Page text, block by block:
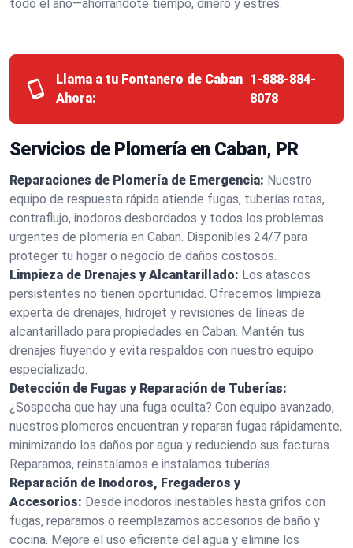
todo el año—ahorrándote tiempo, dinero y estrés.
Llama a tu Fontanero de Caban
Ahora:
1-888-884-
8078
Servicios de Plomería en Caban, PR
Reparaciones de Plomería de Emergencia: Nuestro
equipo de respuesta rápida atiende fugas, tuberías rotas,
contraflujo, inodoros desbordados y todos los problemas
urgentes de plomería en Caban. Disponibles 24/7 para
proteger tu hogar o negocio de daños costosos.
Limpieza de Drenajes y Alcantarillado: Los atascos
persistentes no tienen oportunidad. Ofrecemos limpieza
experta de drenajes, hidrojet y revisiones de líneas de
alcantarillado para propiedades en Caban. Mantén tus
drenajes fluyendo y evita respaldos con nuestro equipo
especializado.
Detección de Fugas y Reparación de Tuberías:
¿Sospecha que hay una fuga oculta? Con equipo avanzado,
nuestros plomeros encuentran y reparan fugas rápidamente,
minimizando los daños por agua y reduciendo sus facturas.
Reparamos, reinstalamos e instalamos tuberías.
Reparación de Inodoros, Fregaderos y
Accesorios: Desde inodoros inestables hasta grifos con
fugas, reparamos o reemplazamos accesorios de baño y
cocina. Mejore el uso eficiente del agua y elimine los